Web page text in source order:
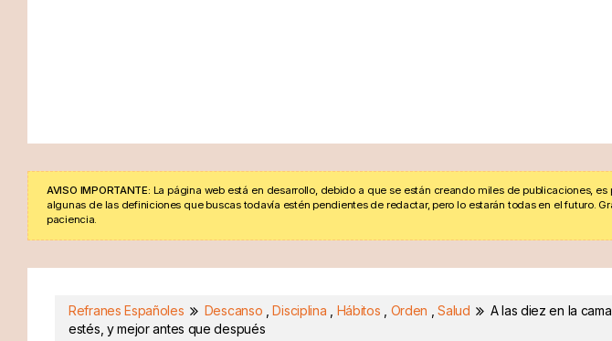
AVISO IMPORTANTE: La página web está en desarrollo, debido a que se están creando miles de publicaciones, es
algunas de las definiciones que buscas todavía estén pendientes de redactar, pero lo estarán todas en el futuro.
paciencia.
Refranes Españoles Descanso ,Disciplina Hábitos Orden ,Salud
A las diez en la cama
estés, y mejor antes que después